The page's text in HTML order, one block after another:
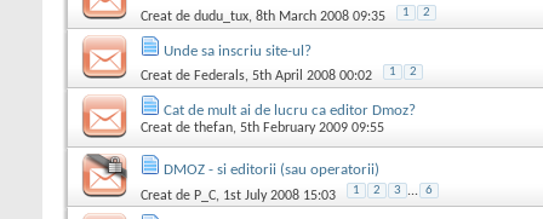
Creat de dudu_tux, 8th March 2008 09:35 1 2
Unde sa inscriu site-ul?
Creat de Federals, 5th April 2008 00:02 1 2
Cat de mult ai de lucru ca editor Dmoz?
Creat de thefan, 5th February 2009 09:55
DMOZ - si editorii (sau operatorii)
Creat de P_C, 1st July 2008 15:03 1 2 3 ... 6